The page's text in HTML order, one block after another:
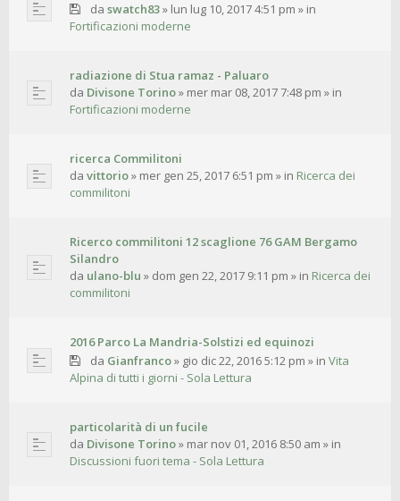
da swatch83» lun lug 10, 2017 4:51 pm » in
Fortificazioni moderne
radiazione di Stua ramaz - Paluaro
da Divisone Torino» mer mar 08, 2017 7:48 pm » in
Fortificazioni moderne
ricerca Commilitoni
da vittorio» mer gen 25, 2017 6:51 pm » in Ricerca dei
commilitoni
Ricerco commilitoni 12 scaglione 76 GAM Bergamo
Silandro
da ulano-blu » dom gen 22, 2017 9:11 pm » in Ricerca dei
commilitoni
2016 Parco La Mandria-Solstizi ed equinozi
da Gianfranco» gio dic 22, 2016 5:12 pm » in Vita
Alpina di tutti i giorni - Sola Lettura
particolarità di un fucile
da Divisone Torino» mar nov 01, 2016 8:50 am » in
Discussioni fuori tema - Sola Lettura